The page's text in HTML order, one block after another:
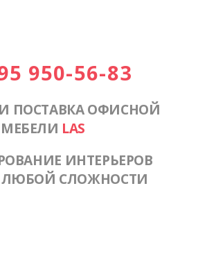
950-56-83
ПОСТАВКА ОФИСНОЙ
МЕБЕЛИ LAS
ИНТЕРЬЕРОВ
СЛОЖНОСТИ